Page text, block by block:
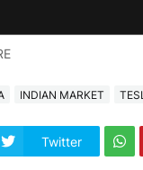
INDIAN MARKET
Twitter